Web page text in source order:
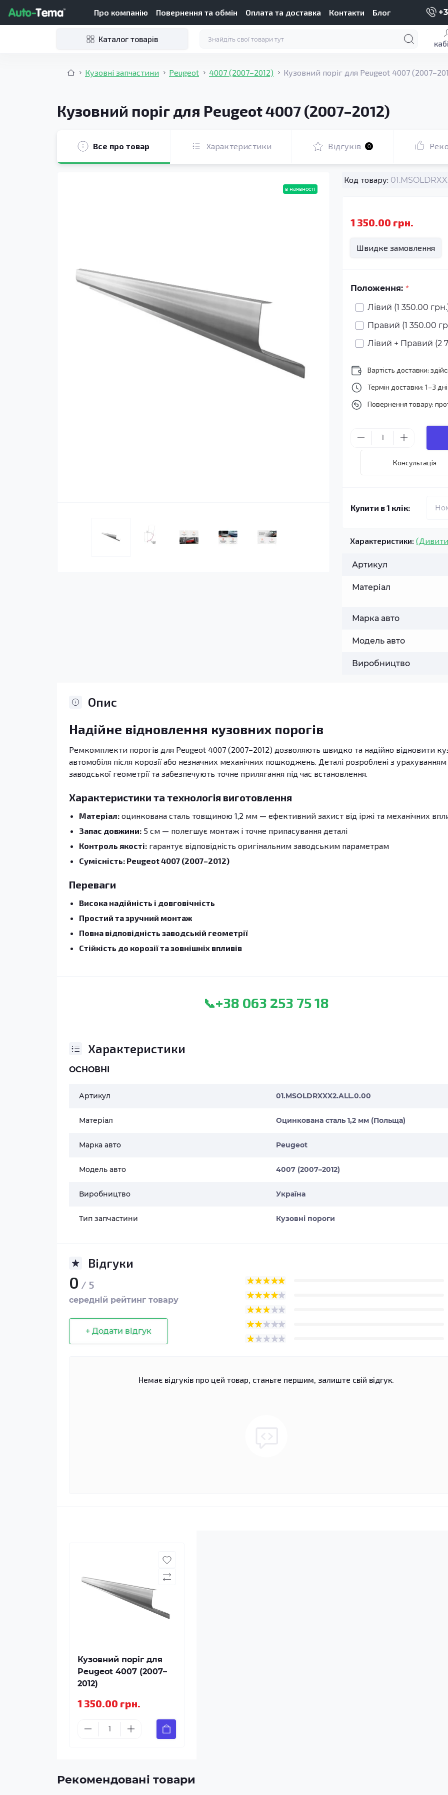
Про компанію Повернення та обмін Оплата та доставка Контакти Блог
Каталог товарів
Кузовні запчастини Peugeot 4007 (2007–2012) Кузовний поріг для Peugeot 4007
Кузовний поріг для Peugeot 4007 (2007–2012)
Все про товар Характеристики Відгуків 0
в наявності
Код товару:
1 350.00 грн.
Швидке замовлення
Положення: *
Лівий (1 350.00
Правий (1 350.00
Лівий + Правий (2
Вартість доставки:
Термін доставки: 1–3 дні
Повернення товару:
Консультація
Купити в 1 клік:
Характеристики:
Артикул
Матеріал
Марка авто
Модель авто
Виробництво
Опис
Надійне відновлення кузовних порогів
Ремкомплекти порогів для Peugeot 4007 (2007–2012) дозволяють швидко та надійно відновити
автомобіля після корозії або незначних механічних пошкоджень. Деталі розроблені з урахуванням
заводської геометрії та забезпечують точне прилягання під час встановлення.
Характеристики та технологія виготовлення
Матеріал: оцинкована сталь товщиною 1,2 мм — ефективний захист від іржі та механічних
Запас довжини: 5 см — полегшує монтаж і точне припасування деталі
Контроль якості: гарантує відповідність оригінальним заводським параметрам
Сумісність: Peugeot 4007 (2007–2012)
Переваги
Висока надійність і довговічність
Простий та зручний монтаж
Повна відповідність заводській геометрії
Стійкість до корозії та зовнішніх впливів
📞+38 063 253 75 18
Характеристики
ОСНОВНІ
Артикул 01.MSOLDRXXX2.ALL.0.00
Матеріал Оцинкована сталь 1,2 мм (Польща)
Марка авто Peugeot
Модель авто 4007 (2007–2012)
Виробництво Україна
Тип запчастини Кузовні пороги
Відгуки
0 / 5
середній рейтинг товару
+ Додати відгук
Немає відгуків про цей товар, станьте першим, залиште свій відгук.
Кузовний поріг для
Peugeot 4007 (2007–
2012)
1 350.00 грн.
Рекомендовані товари